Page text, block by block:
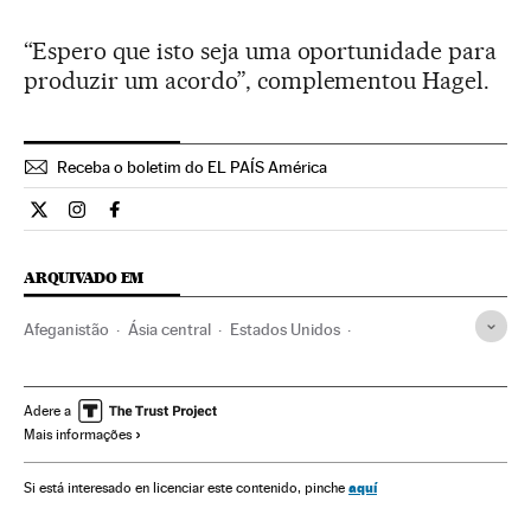
“Espero que isto seja uma oportunidade para
produzir um acordo”, complementou Hagel.
Receba o boletim do EL PAÍS América
Internacional El País Brasil en Twitter
Internacional El País Brasil en Instagram
Internacional El País Brasil en Facebook
ARQUIVADO EM
Afeganistão Ásia central Estados Unidos
Adere a
Mais informações
Si está interesado en licenciar este contenido, pinche aquí